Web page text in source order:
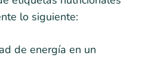
lo siguiente:
de energía en un